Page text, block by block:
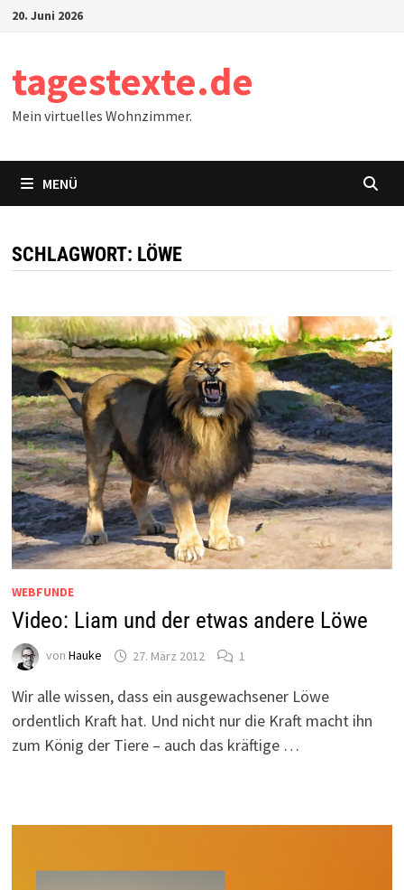
Zum20. Juni 2026
tagestexte.de
Mein virtuelles Wohnzimmer.
MENÜ
SCHLAGWORT: LÖWE
WEBFUNDE
Video: Liam und der etwas andere Löwe
von Hauke 27. März 2012 1
Wir alle wissen, dass ein ausgewachsener Löwe
ordentlich Kraft hat. Und nicht nur die Kraft macht ihn
zum König der Tiere – auch das kräftige …